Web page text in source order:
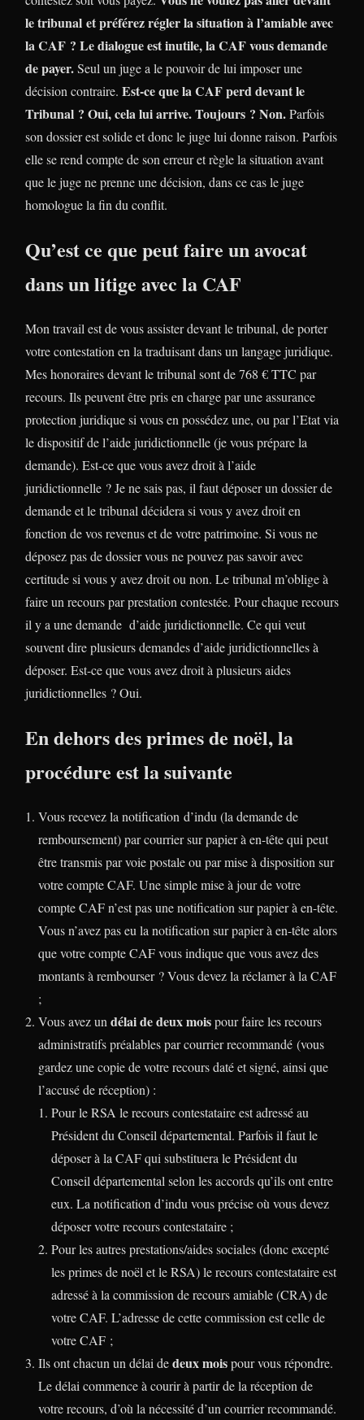
le tribunal et préférez régler la situation à l’amiable avec
la CAF ? Le dialogue est inutile, la CAF vous demande
de payer.Seul un juge a le pouvoir de lui imposer une
décision contraire. Est-ce que la CAF perd devant le
Tribunal ? Oui, cela lui arrive. Toujours ? Non.Parfois
son dossier est solide et donc le juge lui donne raison. Parfois
elle se rend compte de son erreur et règle la situation avant
que le juge ne prenne une décision, dans ce cas le juge
homologue la fin du conflit.
Qu’est ce que peut faire un avocat
dans un litige avec la CAF
Mon travail est de vous assister devant le tribunal, de porter
votre contestation en la traduisant dans un langage juridique.
Mes honoraires devant le tribunal sont de 768 € TTC par
recours. Ils peuvent être pris en charge par une assurance
protection juridique si vous en possédez une, ou par l’Etat via
le dispositif de l’aide juridictionnelle (je vous prépare la
demande). Est-ce que vous avez droit à l’aide
juridictionnelle ? Je ne sais pas, il faut déposer un dossier de
demande et le tribunal décidera si vous y avez droit en
fonction de vos revenus et de votre patrimoine. Si vous ne
déposez pas de dossier vous ne pouvez pas savoir avec
certitude si vous y avez droit ou non. Le tribunal m’oblige à
faire un recours par prestation contestée. Pour chaque recours
il y a une demande d’aide juridictionnelle. Ce qui veut
souvent dire plusieurs demandes d’aide juridictionnelles à
déposer. Est-ce que vous avez droit à plusieurs aides
juridictionnelles ? Oui.
En dehors des primes de noël, la
procédure est la suivante
Vous recevez la notification d’indu (la demande de
remboursement) par courrier sur papier à en-tête qui peut
être transmis par voie postale ou par mise à disposition sur
votre compte CAF. Une simple mise à jour de votre
compte CAF n’est pas une notification sur papier à en-tête.
Vous n’avez pas eu la notification sur papier à en-tête alors
que votre compte CAF vous indique que vous avez des
montants à rembourser ? Vous devez la réclamer à la CAF
;
Vous avez un délai de deux moispour faire les recours
administratifs préalables par courrier recommandé (vous
gardez une copie de votre recours daté et signé, ainsi que
l’accusé de réception) :
Pour le RSA le recours contestataire est adressé au
Président du Conseil départemental. Parfois il faut le
déposer à la CAF qui substituera le Président du
Conseil départemental selon les accords qu’ils ont entre
eux. La notification d’indu vous précise où vous devez
déposer votre recours contestataire ;
Pour les autres prestations/aides sociales (donc excepté
les primes de noël et le RSA) le recours contestataire est
adressé à la commission de recours amiable (CRA) de
votre CAF. L’adresse de cette commission est celle de
votre CAF ;
Ils ont chacun un délai dedeux moispour vous répondre.
Le délai commence à courir à partir de la réception de
votre recours, d’où la nécessité d’un courrier recommandé.